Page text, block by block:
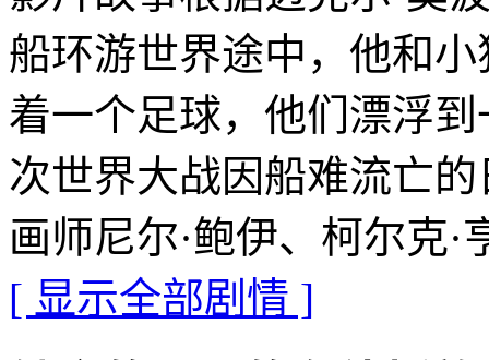
船环游世界途中，他和
着一个足球，他们漂浮
次世界大战因船难流亡
画师尼尔·鲍伊、柯尔克·
[ 显示全部剧情 ]